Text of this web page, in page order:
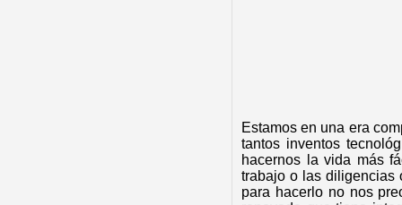
Estamos en una era
tantos inventos
hacernos la vida más
trabajo o las diligencias
para hacerlo no nos